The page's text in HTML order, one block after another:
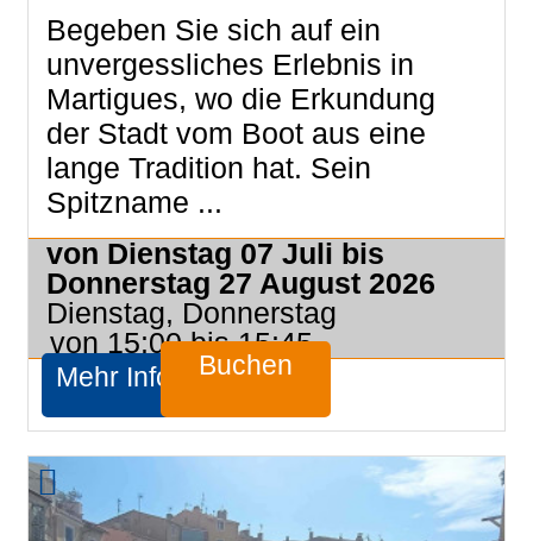
Begeben Sie sich auf ein
unvergessliches Erlebnis in
Martigues, wo die Erkundung
der Stadt vom Boot aus eine
lange Tradition hat. Sein
Spitzname ...
von Dienstag 07 Juli bis
Donnerstag 27 August 2026
Dienstag, Donnerstag
von 15:00 bis 15:45
Mehr Infos Buchen